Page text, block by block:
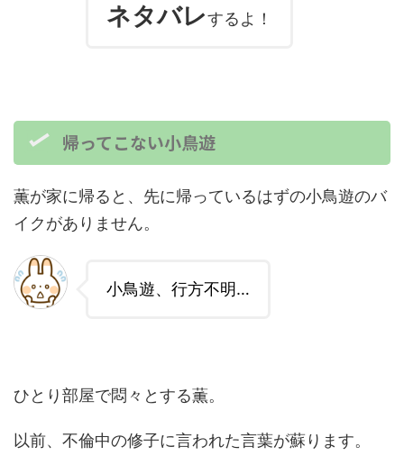
ネタバレするよ！
帰ってこない小鳥遊
薫が家に帰ると、先に帰っているはずの小鳥遊のバ
イクがありません。
小鳥遊、行方不明…
ひとり部屋で悶々とする薫。
以前、不倫中の修子に言われた言葉が蘇ります。